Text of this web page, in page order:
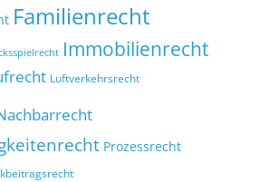
Familienrecht
Immobilienrecht
Luftverkehrsrecht
Prozessrecht